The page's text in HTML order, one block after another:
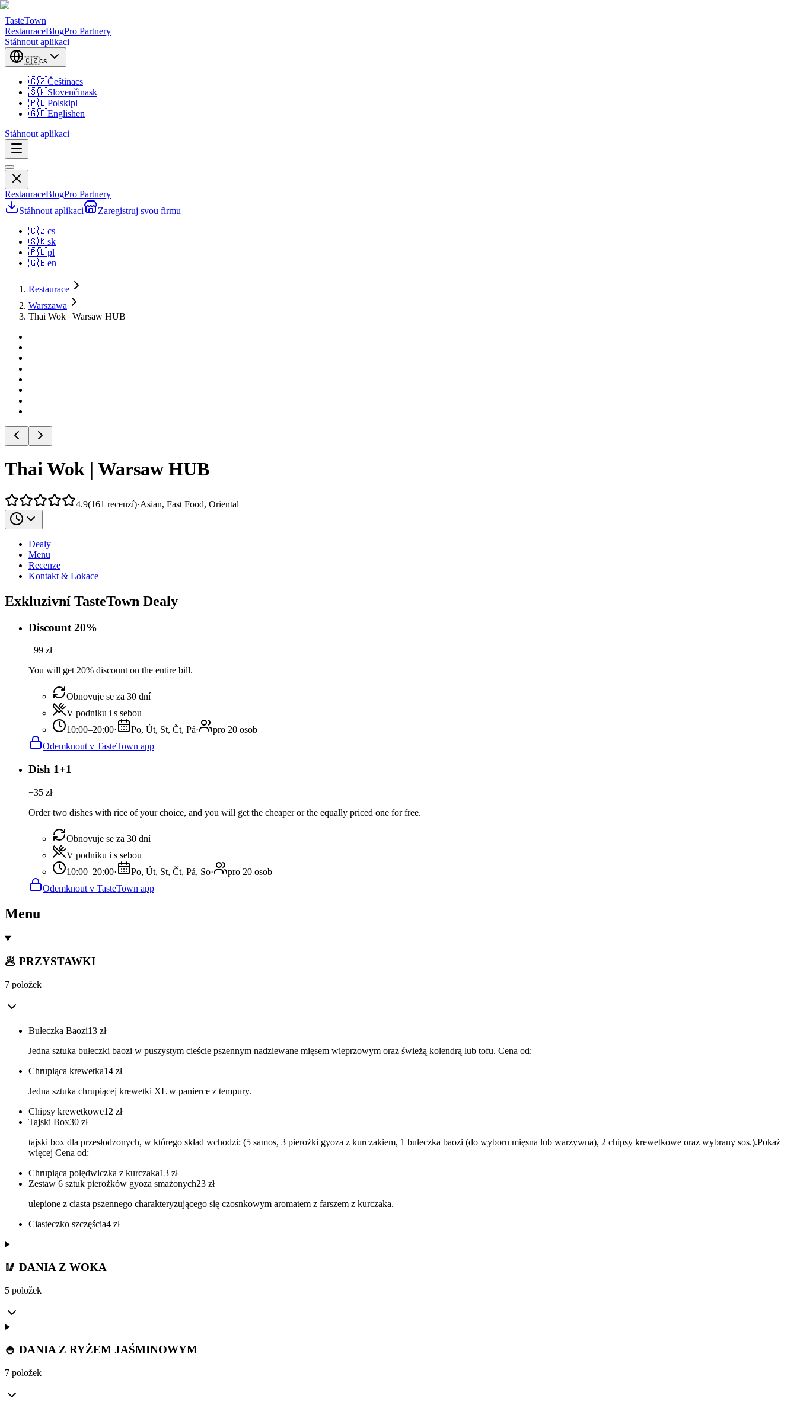
TasteTown
RestauraceBlogPro Partnery
Stáhnout aplikaci
🇨🇿cs
🇨🇿Češtinacs
🇸🇰Slovenčinask
🇵🇱Polskipl
🇬🇧Englishen
Stáhnout aplikaci
RestauraceBlogPro Partnery
Stáhnout aplikaci
Zaregistruj svou firmu
🇨🇿cs
🇸🇰sk
🇵🇱pl
🇬🇧en
Restaurace
Warszawa
Thai Wok | Warsaw HUB
Thai Wok | Warsaw HUB
4.9(161 recenzí)·Asian, Fast Food, Oriental
Dealy
Menu
Recenze
Kontakt & Lokace
Exkluzivní TasteTown Dealy
Discount 20%
−99 zł
You will get 20% discount on the entire bill.
Obnovuje se za 30 dní
V podniku i s sebou
10:00–20:00· Po, Út, St, Čt, Pá·
pro 20 osob
Odemknout v TasteTown app
Dish 1+1
−35 zł
Order two dishes with rice of your choice, and you will get the cheaper or the equally priced one for free.
Obnovuje se za 30 dní
V podniku i s sebou
10:00–20:00· Po, Út, St, Čt, Pá, So·
pro 20 osob
Odemknout v TasteTown app
Menu
🥟 PRZYSTAWKI
7 položek
Bułeczka Baozi13 zł
Jedna sztuka bułeczki baozi w puszystym cieście pszennym nadziewane mięsem wieprzowym oraz świeżą kolendrą lub tofu. Cena od:
Chrupiąca krewetka14 zł
Jedna sztuka chrupiącej krewetki XL w panierce z tempury.
Chipsy krewetkowe12 zł
Tajski Box30 zł
tajski box dla przesłodzonych, w którego skład wchodzi: (5 samos, 3 pierożki gyoza z kurczakiem, 1 bułeczka baozi (do wyboru mięsna lub warzywna), 2 chipsy krewetkowe oraz wybrany sos.).Pokaż
więcej Cena od:
Chrupiąca polędwiczka z kurczaka13 zł
Zestaw 6 sztuk pierożków gyoza smażonych23 zł
ulepione z ciasta pszennego charakteryzującego się czosnkowym aromatem z farszem z kurczaka.
Ciasteczko szczęścia4 zł
🥢 DANIA Z WOKA
5 položek
🍚 DANIA Z RYŻEM JAŚMINOWYM
7 položek